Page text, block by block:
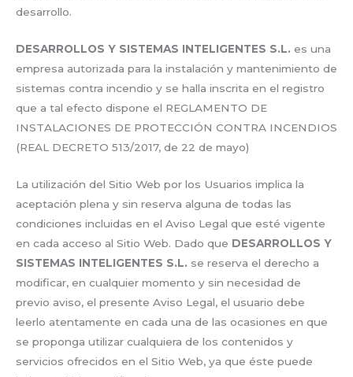
desarrollo.
DESARROLLOS Y SISTEMAS INTELIGENTES S.L. es una
empresa autorizada para la instalación y mantenimiento de
sistemas contra incendio y se halla inscrita en el registro
que a tal efecto dispone el REGLAMENTO DE
INSTALACIONES DE PROTECCIÓN CONTRA INCENDIOS
(REAL DECRETO 513/2017, de 22 de mayo)
La utilización del Sitio Web por los Usuarios implica la
aceptación plena y sin reserva alguna de todas las
condiciones incluidas en el Aviso Legal que esté vigente
en cada acceso al Sitio Web. Dado que DESARROLLOS Y
SISTEMAS INTELIGENTES S.L. se reserva el derecho a
modificar, en cualquier momento y sin necesidad de
previo aviso, el presente Aviso Legal, el usuario debe
leerlo atentamente en cada una de las ocasiones en que
se proponga utilizar cualquiera de los contenidos y
servicios ofrecidos en el Sitio Web, ya que éste puede